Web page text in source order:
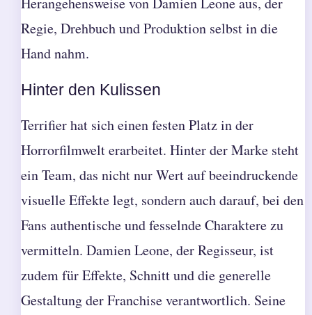
Regie, Drehbuch und Produktion selbst in die
Hand nahm.
Hinter den Kulissen
Terrifier hat sich einen festen Platz in der
Horrorfilmwelt erarbeitet. Hinter der Marke steht
ein Team, das nicht nur Wert auf beeindruckende
visuelle Effekte legt, sondern auch darauf, bei den
Fans authentische und fesselnde Charaktere zu
vermitteln. Damien Leone, der Regisseur, ist
zudem für Effekte, Schnitt und die generelle
Gestaltung der Franchise verantwortlich. Seine